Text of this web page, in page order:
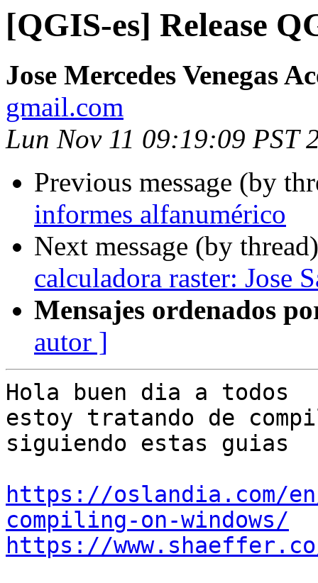
[QGIS-es] Release
Jose Mercedes Venegas
gmail.com
Lun Nov 11 09:19:09 PST
Previous message (by
informes alfanumérico
Next message (by
calculadora raster: Jose
Mensajes ordenados
autor ]
Hola buen dia a todos
estoy tratando de
siguiendo estas guias
https://oslandia.com/
compiling-on-windows/
https://